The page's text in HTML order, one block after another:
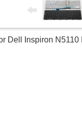
Dell Inspiron